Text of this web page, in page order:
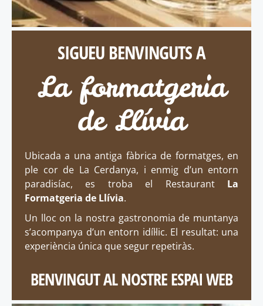
SIGUEU BENVINGUTS A
La formatgeria
de Llívia
Ubicada a una antiga fàbrica de formatges, en
ple cor de La Cerdanya, i enmig d’un entorn
paradisíac, es troba el Restaurant La
Formatgeria de Llívia.
Un lloc on la nostra gastronomia de muntanya
s’acompanya d’un entorn idíl·lic. El resultat: una
experiència única que segur repetiràs.
BENVINGUT AL NOSTRE ESPAI WEB